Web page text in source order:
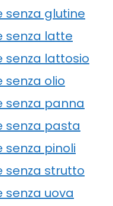
senza glutine
senza latte
senza lattosio
senza olio
senza panna
senza pasta
senza pinoli
senza strutto
senza uova